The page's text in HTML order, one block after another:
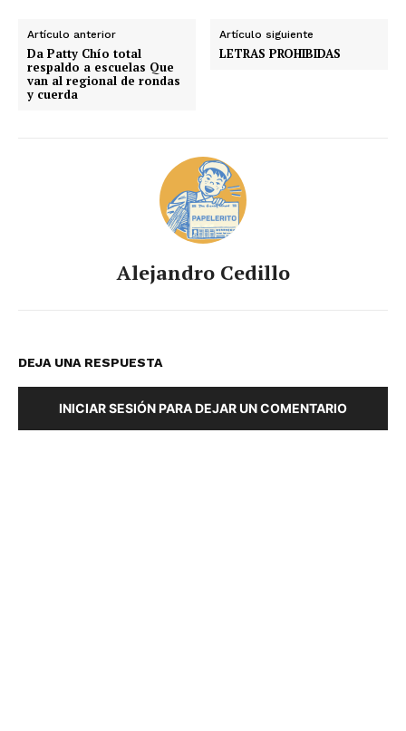
Artículo anterior
Da Patty Chío total
respaldo a escuelas Que
van al regional de rondas
y cuerda
Artículo siguiente
LETRAS PROHIBIDAS
Alejandro Cedillo
DEJA UNA RESPUESTA
INICIAR SESIÓN PARA DEJAR UN COMENTARIO